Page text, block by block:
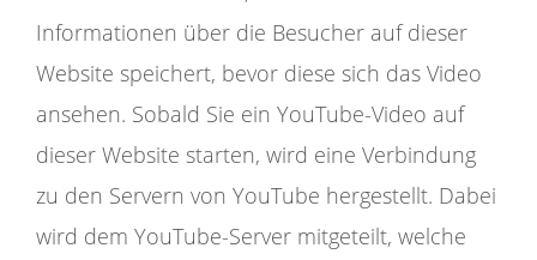
Informationen über die Besucher auf dieser
Website speichert, bevor diese sich das Video
ansehen. Sobald Sie ein YouTube-Video auf
dieser Website starten, wird eine Verbindung
zu den Servern von YouTube hergestellt. Dabei
wird dem YouTube-Server mitgeteilt, welche